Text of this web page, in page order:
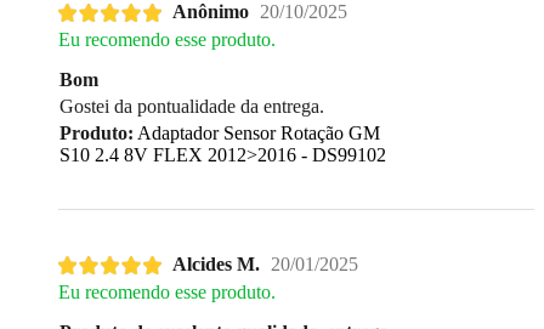
Anônimo 20/10/2025
Eu recomendo esse produto.
Bom
Gostei da pontualidade da entrega.
Produto: Adaptador Sensor Rotação GM
S10 2.4 8V FLEX 2012>2016 - DS99102
Alcides M. 20/01/2025
Eu recomendo esse produto.